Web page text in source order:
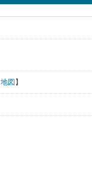
地図 】